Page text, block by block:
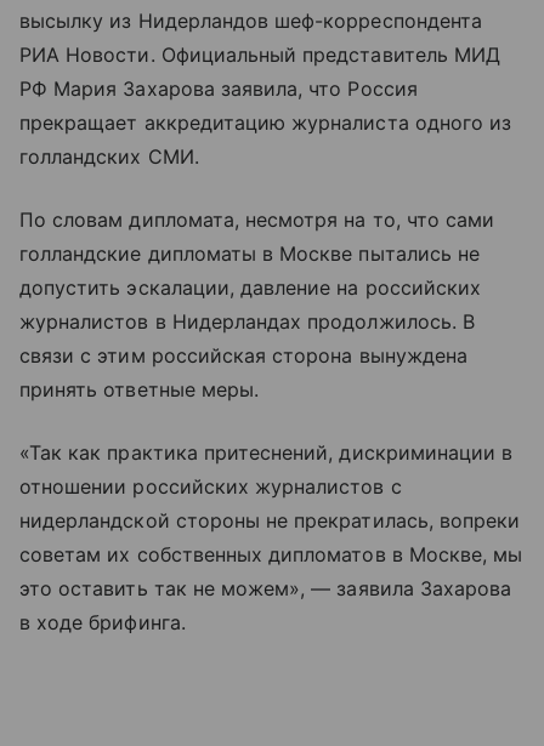
высылку из Нидерландов шеф-корреспондента
РИА Новости. Официальный представитель МИД
РФ Мария Захарова заявила, что Россия
прекращает аккредитацию журналиста одного из
голландских СМИ.
По словам дипломата, несмотря на то, что сами
голландские дипломаты в Москве пытались не
допустить эскалации, давление на российских
журналистов в Нидерландах продолжилось. В
связи с этим российская сторона вынуждена
принять ответные меры.
«Так как практика притеснений, дискриминации в
отношении российских журналистов с
нидерландской стороны не прекратилась, вопреки
советам их собственных дипломатов в Москве, мы
это оставить так не можем», — заявила Захарова
в ходе брифинга.